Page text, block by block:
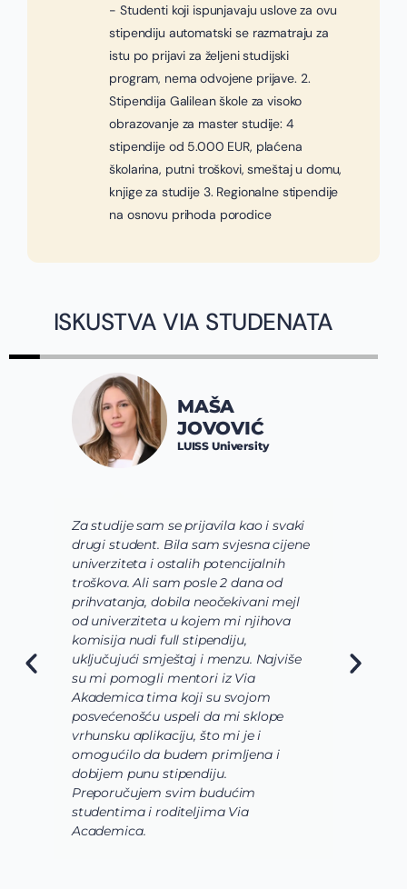
- Studenti koji ispunjavaju uslove za ovu
stipendiju automatski se razmatraju za
istu po prijavi za željeni studijski
program, nema odvojene prijave. 2.
Stipendija Galilean škole za visoko
obrazovanje za master studije: 4
stipendije od 5.000 EUR, plaćena
školarina, putni troškovi, smeštaj u domu,
knjige za studije 3. Regionalne stipendije
na osnovu prihoda porodice
ISKUSTVA VIA STUDENATA
Via tim mi je pre svega pomogao da
shvatim koje polje nauke želim da
usavrsim preko svojih studija i da se
usmerim. Zatim su mi pomogli da
odaberem program koji najviše
odgovara mojim željama i zamislima
o osnovnim studijama koje bi trebalo
da budu veoma raznovrsne, u mom
slučaju da biologija, hemija i
biohemija budu upotpunjene
laboratorijama i radom u
istraživackoj grupi. Takođe, svaki
korak prijave i aplikacije bio je uz
pomoć i podršku celokunog Via
Academica tima.
JOVANA
SPALEVIĆ
Constructor University
Bremen